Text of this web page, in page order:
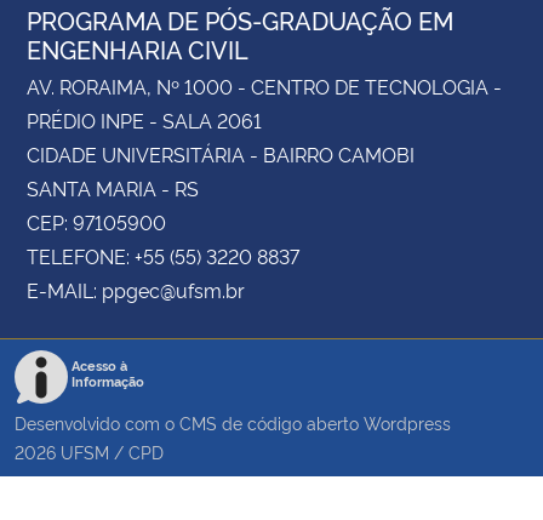
PROGRAMA DE PÓS-GRADUAÇÃO EM
ENGENHARIA CIVIL
AV. RORAIMA, Nº 1000 - CENTRO DE TECNOLOGIA -
PRÉDIO INPE - SALA 2061
CIDADE UNIVERSITÁRIA - BAIRRO CAMOBI
SANTA MARIA - RS
CEP: 97105900
TELEFONE: +55 (55) 3220 8837
E-MAIL: ppgec@ufsm.br
Acesso à
Informação
Desenvolvido com o CMS de código aberto Wordpress
2026 UFSM / CPD